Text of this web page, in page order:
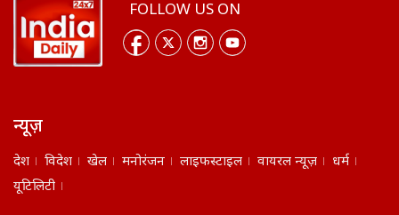
FOLLOW US ON
न्यूज़
देश विदेश खेल मनोरंजन लाइफस्टाइल वायरल न्यूज़
धर्म
यूटिलिटी